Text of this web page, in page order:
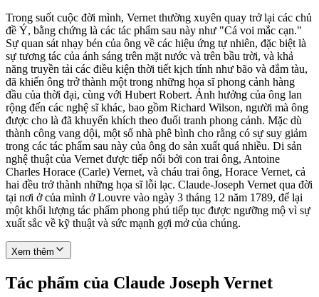
Trong suốt cuộc đời mình, Vernet thường xuyên quay trở lại các chủ
đề Ý, bằng chứng là các tác phẩm sau này như "Cá voi mắc cạn."
Sự quan sát nhạy bén của ông về các hiệu ứng tự nhiên, đặc biệt là
sự tương tác của ánh sáng trên mặt nước và trên bầu trời, và khả
năng truyền tải các điều kiện thời tiết kịch tính như bão và đắm tàu,
đã khiến ông trở thành một trong những họa sĩ phong cảnh hàng
đầu của thời đại, cùng với Hubert Robert. Ảnh hưởng của ông lan
rộng đến các nghệ sĩ khác, bao gồm Richard Wilson, người mà ông
được cho là đã khuyến khích theo đuổi tranh phong cảnh. Mặc dù
thành công vang dội, một số nhà phê bình cho rằng có sự suy giảm
trong các tác phẩm sau này của ông do sản xuất quá nhiều. Di sản
nghệ thuật của Vernet được tiếp nối bởi con trai ông, Antoine
Charles Horace (Carle) Vernet, và cháu trai ông, Horace Vernet, cả
hai đều trở thành những họa sĩ lỗi lạc. Claude-Joseph Vernet qua đời
tại nơi ở của mình ở Louvre vào ngày 3 tháng 12 năm 1789, để lại
một khối lượng tác phẩm phong phú tiếp tục được ngưỡng mộ vì sự
xuất sắc về kỹ thuật và sức mạnh gợi mở của chúng.
Xem thêm
Tác phẩm của Claude Joseph Vernet